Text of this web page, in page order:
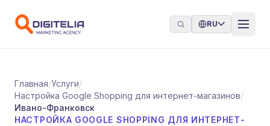
RU
Главная/Услуги/
Настройка Google Shopping для интернет-магазинов/
Ивано-Франковск
НАСТРОЙКА GOOGLE SHOPPING ДЛЯ ИНТЕРНЕТ-